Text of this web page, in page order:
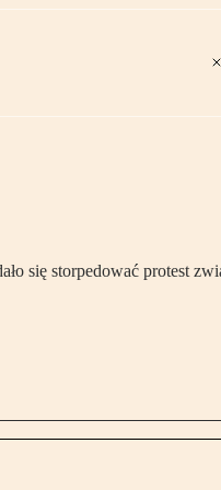
się storpedować protest